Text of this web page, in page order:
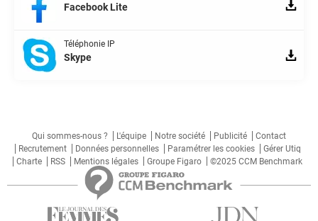
Facebook Lite
Téléphonie IP
Skype
Qui sommes-nous ? L'équipe Notre société Publicité
Contact
Recrutement
Données personnelles Paramétrer les cookies
Gérer Utiq
Charte
RSS Mentions légales Groupe Figaro ©2025 CCM Benchmark